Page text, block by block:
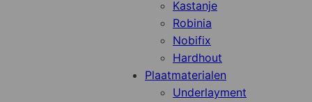
Kastanje
Robinia
Nobifix
Hardhout
Plaatmaterialen
Underlayment